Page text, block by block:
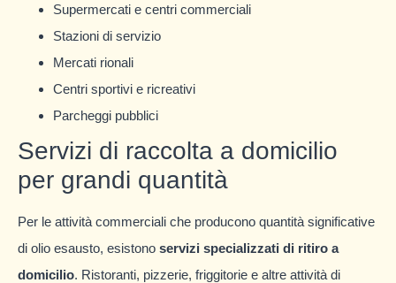
Supermercati e centri commerciali
Stazioni di servizio
Mercati rionali
Centri sportivi e ricreativi
Parcheggi pubblici
Servizi di raccolta a domicilio
per grandi quantità
Per le attività commerciali che producono quantità significative
di olio esausto, esistono servizi specializzati di ritiro a
domicilio. Ristoranti, pizzerie, friggitorie e altre attività di